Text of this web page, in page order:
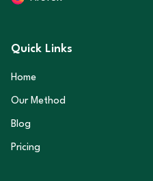
Quick Links
Home
Our Method
Blog
Pricing